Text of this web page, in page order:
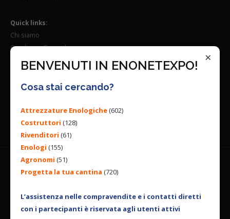
×
BENVENUTI IN ENONETEXPO!
Cosa stai cercando?
Attrezzature Enologiche(602)
Costruttori (128)
Rivenditori (61)
Enologi (155)
Agronomi (51)
Progetta la tua cantina (720)
L’assistenza nelle compravendite e i contatti diretti
con i partecipanti è riservata agli utenti attivi
Quick links:
Chi siamo
Condizioni Generali
Lavora con noi
Seguici su:
© 2026 ENGINEERING BY